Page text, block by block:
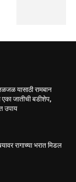
यासाठी रामबान
जातीची बडीशेप,
उपाय
रागाच्या भरात मिडल